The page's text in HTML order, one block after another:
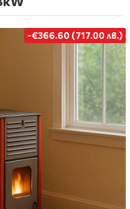
-€366.60 (717.00 лв.)